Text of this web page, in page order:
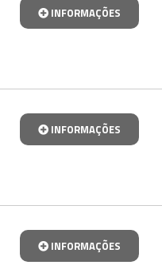
INFORMAÇÕES
INFORMAÇÕES
INFORMAÇÕES